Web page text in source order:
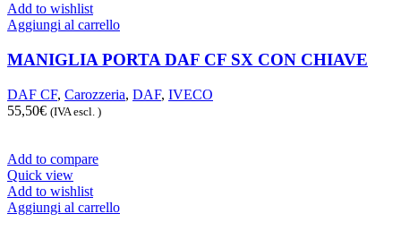
Add to wishlist
Aggiungi al carrello
MANIGLIA PORTA DAF CF SX CON CHIAVE
DAF CF, Carozzeria, DAF, IVECO
55,50€ (IVA escl. )
Add to compare
Quick view
Add to wishlist
Aggiungi al carrello